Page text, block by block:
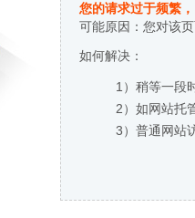
您的请求过于频繁
可能原因：您对该
如何解决：
1）稍等一段
2）如网站托
3）普通网站